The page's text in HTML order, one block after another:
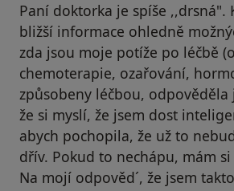
Paní doktorka je spíše ,,drsná".
bližší informace ohledně
zda jsou moje potíže po léčbě
chemoterapie, ozařování,
způsobeny léčbou,
že si myslí, že jsem dost
abych pochopila, že už to
dřív. Pokud to nechápu, mám
Na mojí odpověd´, že jsem